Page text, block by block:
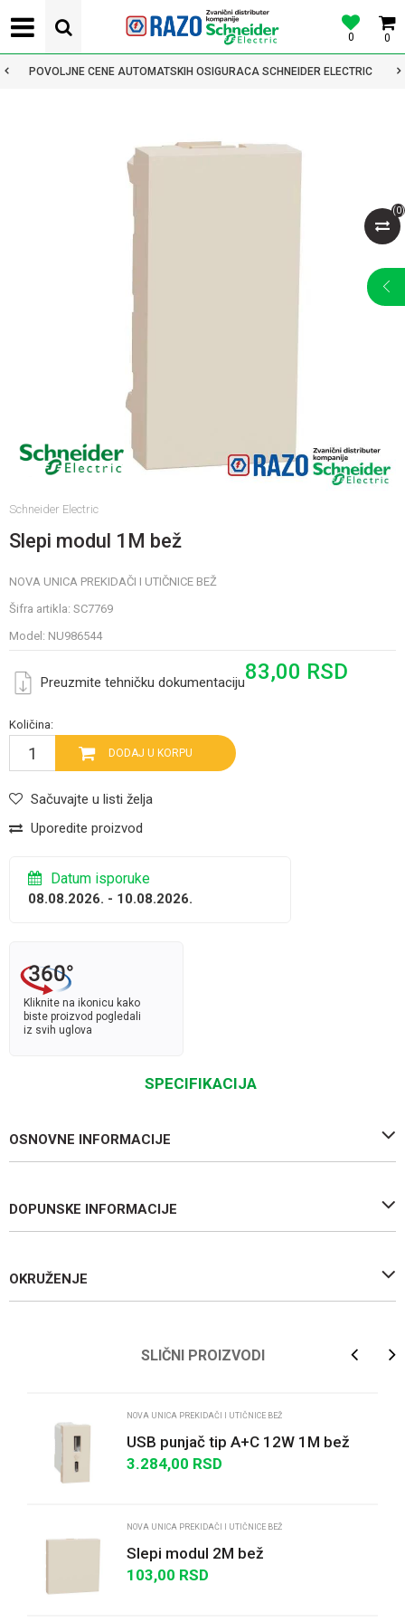
0
0
POVOLJNE CENE AUTOMATSKIH OSIGURACA SCHNEIDER ELECTRIC
(0)
Schneider Electric
Slepi modul 1M bež
NOVA UNICA PREKIDAČI I UTIČNICE BEŽ
Šifra artikla: SC7769
Model: NU986544
Preuzmite tehničku dokumentaciju83,00 RSD
Količina:
DODAJ U KORPU
Sačuvajte u listi želja
Uporedite proizvod
Datum isporuke
08.08.2026. - 10.08.2026.
Kliknite na ikonicu kako
biste proizvod pogledali
iz svih uglova
SPECIFIKACIJA
OSNOVNE INFORMACIJE
DOPUNSKE INFORMACIJE
OKRUŽENJE
SLIČNI PROIZVODI
NOVA UNICA PREKIDAČI I UTIČNICE BEŽ
USB punjač tip A+C 12W 1M bež
3.284,00 RSD
NOVA UNICA PREKIDAČI I UTIČNICE BEŽ
Slepi modul 2M bež
103,00 RSD